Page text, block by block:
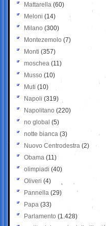
Mattarella (60)
Meloni (14)
Milano (300)
Montezemolo (7)
Monti (357)
moschea (11)
Musso (10)
Muti (10)
Napoli (319)
Napolitano (220)
no global (5)
notte bianca (3)
Nuovo Centrodestra (2)
Obama (11)
olimpiadi (40)
Oliveri (4)
Pannella (29)
Papa (33)
Parlamento (1.428)